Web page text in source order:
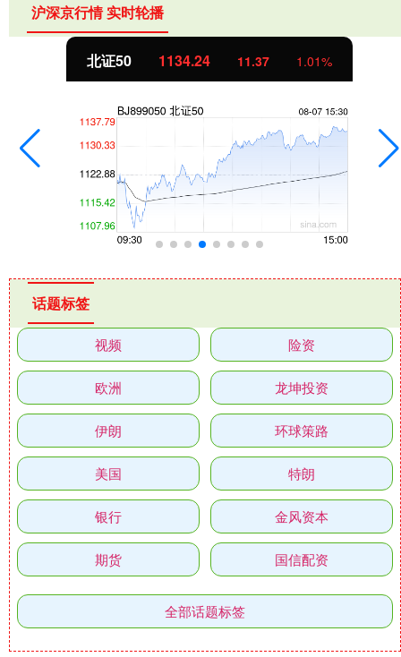
沪深京行情 实时轮播
北证50 1134.24 11.37 1.01%
话题标签
视频 险资
欧洲 龙坤投资
伊朗 环球策路
美国 特朗
银行 金风资本
期货 国信配资
全部话题标签